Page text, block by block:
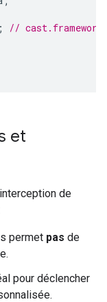
;
//
et
de
permet pas de
pour déclencher